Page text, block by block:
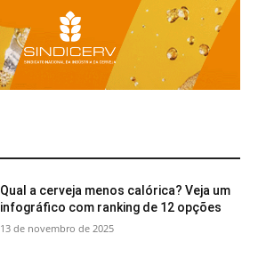
Qual a cerveja menos calórica? Veja um
infográfico com ranking de 12 opções
13 de novembro de 2025